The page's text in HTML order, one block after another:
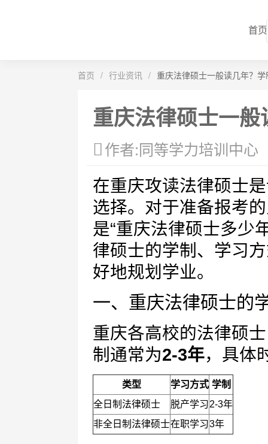
首页
首页 / 行业资讯 / 重庆法律硕士一般读几年？
重庆法律硕士一
作者:同等学力培训中心
在重庆攻读法律硕士
选择。对于准备报考
是“重庆法律硕士多少
律硕士的学制、学习
好地规划学业。
一、重庆法律硕士的
重庆各高校的法律硕
制通常为2-3年，具体
类型 学习方式 学制
全日制法律硕士
脱产学习2-3年
非全日制法律硕士在职学习3年